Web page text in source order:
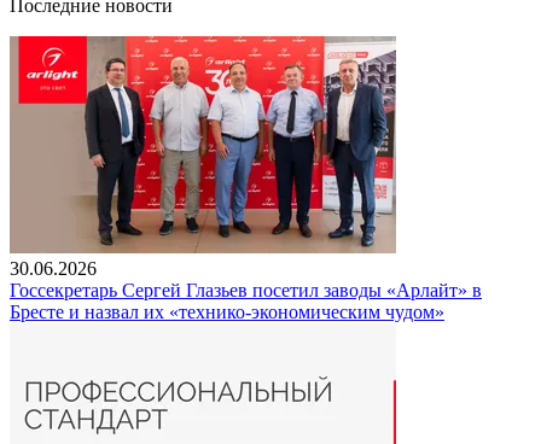
Последние новости
30.06.2026
Госсекретарь Сергей Глазьев посетил заводы «Арлайт» в
Бресте и назвал их «технико-экономическим чудом»